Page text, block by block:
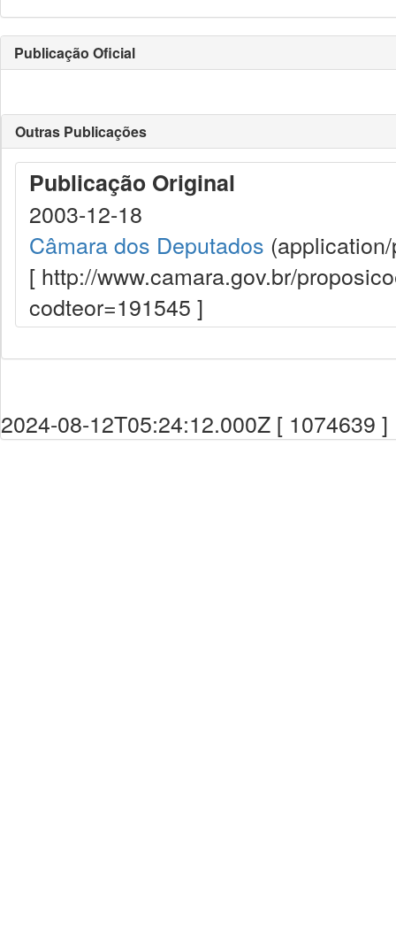
Publicação Oficial
Outras Publicações
Publicação Original
2003-12-18
Câmara dos Deputados
[ http://www.camara.gov.br/
codteor=191545 ]
2024-08-12T05:24:12.000Z [ 1074639 ]